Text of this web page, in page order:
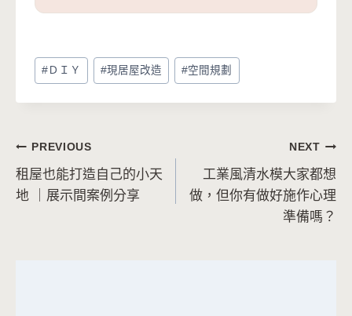
Post
Tags:
# ＤＩＹ #現居屋改造 #空間規劃
文
章
PREVIOUS
租屋也能打造自己的小天
地 ｜展示間案例分享
NEXT
工業風清水模大家都想
做，但你有做好施作心理
準備嗎？